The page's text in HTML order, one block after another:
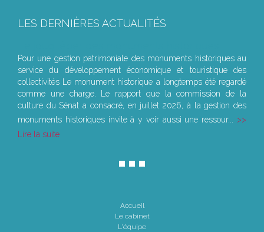
LES DERNIÈRES ACTUALITÉS
Pour une gestion patrimoniale des monuments historiques au
service du développement économique et touristique des
collectivités Le monument historique a longtemps été regardé
comme une charge. Le rapport que la commission de la
culture du Sénat a consacré, en juillet 2026, à la gestion des
monuments historiques invite à y voir aussi une ressour...
Lire la suite
Accueil
Le cabinet
L'équipe